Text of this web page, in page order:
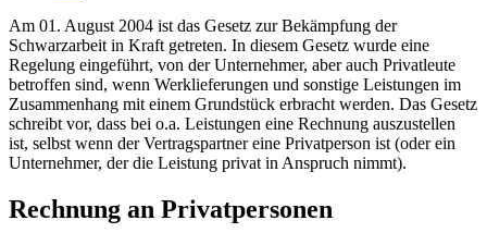
Am 01. August 2004 ist das Gesetz zur Bekämpfung der
Schwarzarbeit in Kraft getreten. In diesem Gesetz wurde eine
Regelung eingeführt, von der Unternehmer, aber auch Privatleute
betroffen sind, wenn Werklieferungen und sonstige Leistungen im
Zusammenhang mit einem Grundstück erbracht werden. Das Gesetz
schreibt vor, dass bei o.a. Leistungen eine Rechnung auszustellen
ist, selbst wenn der Vertragspartner eine Privatperson ist (oder ein
Unternehmer, der die Leistung privat in Anspruch nimmt).
Rechnung an Privatpersonen